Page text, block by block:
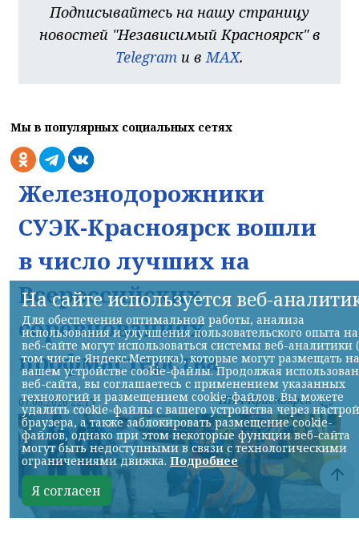
Подписывайтесь на нашу страницу
новостей "Независимый Красноярск" в
Telegram и вMAX.
Мы в популярных социальных сетях
Железнодорожники
СУЭК-Красноярск вошли
в число лучших на
Всероссийских
соревнованиях
профмастерства
07.08.2026 22:13 НИА-Красноярск
На сайте используется веб-
Для обеспечения оптимальной работы, анализа
использования и улучшения пользовательского опыта на
веб-сайте могут использоваться системы веб-аналитики
том числе Яндекс.Метрика), которые могут размещать на
вашем устройстве cookie-файлы. Продолжая
веб-сайта, вы соглашаетесь с применением указанных
технологий и размещением cookie-файлов. Вы можете
удалить cookie-файлы с вашего устройства через
браузера, а также заблокировать размещение cookie-
файлов, однако при этом некоторые функции веб-сайта
могут быть недоступными в связи с технологическими
ограничениями движка. Подробнее
Я согласен